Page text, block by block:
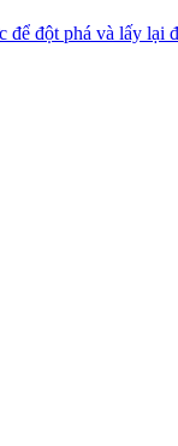
để đột phá và lấy lại